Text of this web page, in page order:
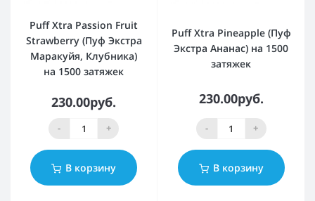
Puff Xtra Passion Fruit
Strawberry (Пуф Экстра
Маракуйя, Клубника)
на 1500 затяжек
230.00руб.
- +
В корзину
Puff Xtra Pineapple (Пуф
Экстра Ананас) на 1500
затяжек
230.00руб.
- +
В корзину